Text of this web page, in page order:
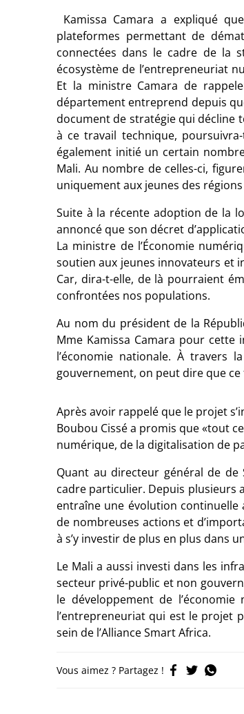
Kamissa Camara a expliqué
plateformes permettant de
connectées dans le cadre de la
écosystème de l’entrepreneuriat
Et la ministre Camara de
département entreprend depuis
document de stratégie qui décline
à ce travail technique,
également initié un certain
Mali. Au nombre de celles-ci,
uniquement aux jeunes des
Suite à la récente adoption de la
annoncé que son décret
La ministre de l’Économie
soutien aux jeunes innovateurs et
Car, dira-t-elle, de là pourraient
confrontées nos populations.
Au nom du président de la
Mme Kamissa Camara pour
l’économie nationale. À
gouvernement, on peut dire que
Après avoir rappelé que le projet
Boubou Cissé a promis que «tout
numérique, de la digitalisation de
Quant au directeur général de
cadre particulier. Depuis plusieurs
entraîne une évolution continuelle
de nombreuses actions et
à s’y investir de plus en plus dans
Le Mali a aussi investi dans les
secteur privé-public et non
le développement de
l’entrepreneuriat qui est le projet
sein de l’Alliance Smart Africa.
Vous aimez ? Partagez !